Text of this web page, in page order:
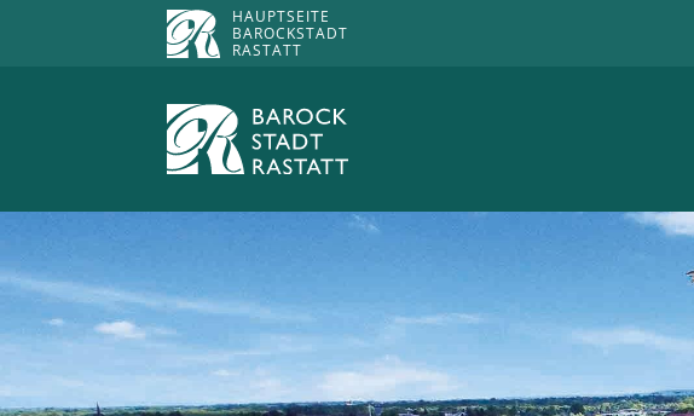
HAUPTSEITE
BAROCKSTADT
RASTATT